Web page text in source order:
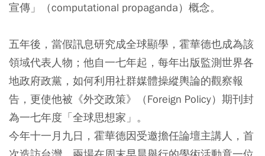
宣傳」（computational propaganda）概念。
五年後，當假訊息研究成全球顯學，霍華德也成為該
領域代表人物；他自一七年起，每年出版監測世界各
地政府政黨，如何利用社群媒體操縱輿論的觀察報
告，更使他被《外交政策》（Foreign Policy）期刊封
為一七年度「全球思想家」。
今年十一月九日，霍華德因受邀擔任論壇主講人，首